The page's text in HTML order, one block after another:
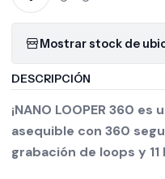
Mostrar stock de
DESCRIPCIÓN
¡NANO LOOPER 360
asequible con 360
grabación de loops y